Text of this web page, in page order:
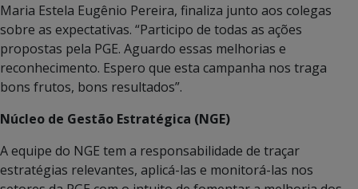
Maria Estela Eugênio Pereira, finaliza junto aos colegas
sobre as expectativas. “Participo de todas as ações
propostas pela PGE. Aguardo essas melhorias e
reconhecimento. Espero que esta campanha nos traga
bons frutos, bons resultados”.
Núcleo de Gestão Estratégica (NGE)
A equipe do NGE tem a responsabilidade de traçar
estratégias relevantes, aplicá-las e monitorá-las nos